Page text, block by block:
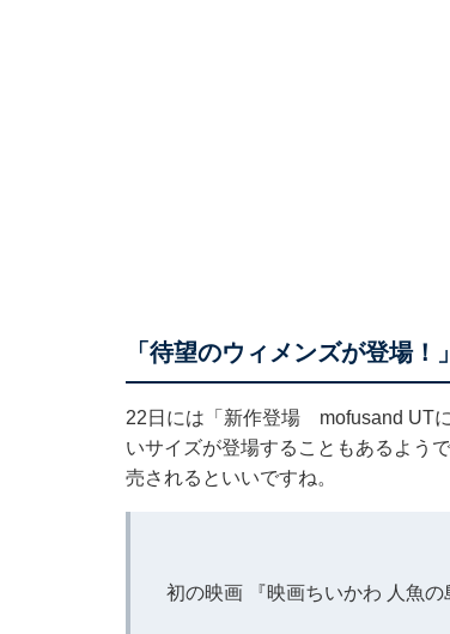
「待望のウィメンズが登場！」
22日には「新作登場 mofusand UT
いサイズが登場することもあるよう
売されるといいですね。
初の映画 『映画ちいかわ 人魚